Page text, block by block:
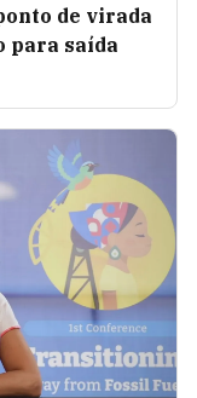
de virada
para saída